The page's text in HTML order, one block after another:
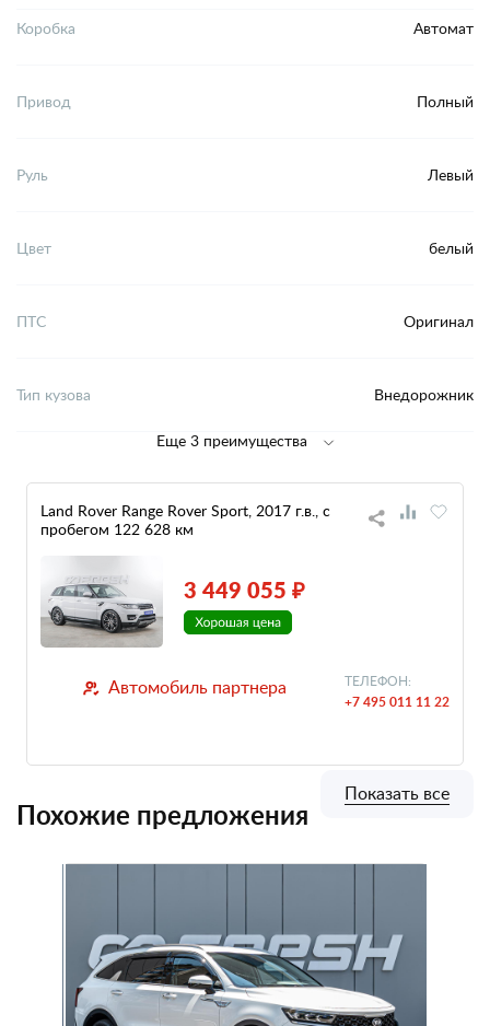
Коробка Автомат
Привод Полный
Руль Левый
Цвет белый
ПТС Оригинал
Тип кузова Внедорожник
Еще 3 преимущества
Land Rover Range Rover Sport, 2017 г.в., с
пробегом 122 628 км
3 449 055 ₽
Автомобиль партнера ТЕЛЕФОН:
+7 495 011 11 22
Похожие предложения
Показать все